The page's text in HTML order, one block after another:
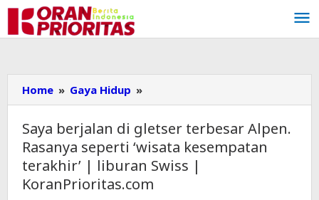
Lewati
konten
Home » Gaya Hidup »
berjalan
di
gletser
terbesar
Alpen.
Rasanya
Saya berjalan di gletser terbesar Alpen.
Rasanya seperti ‘wisata kesempatan
terakhir’ | liburan Swiss |
KoranPrioritas.com